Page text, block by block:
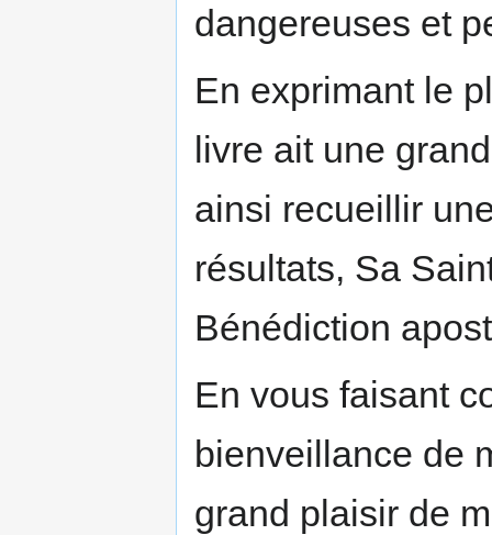
dangereuses et
En exprimant le
livre ait une
ainsi recueillir
résultats, Sa
Bénédiction
En vous faisant
bienveillance de
grand plaisir de